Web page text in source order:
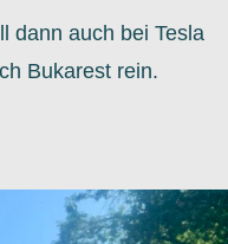
dann auch bei Tesla
Bukarest rein.